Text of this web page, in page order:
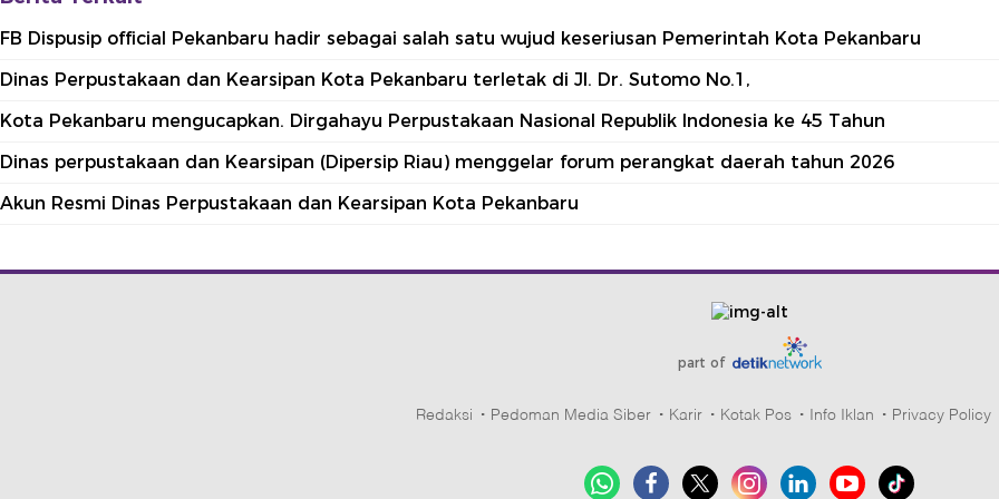
FB Dispusip official Pekanbaru hadir sebagai salah satu wujud keseriusan Pemerintah Kota Pekanbaru
Dinas Perpustakaan dan Kearsipan Kota Pekanbaru terletak di Jl. Dr. Sutomo No.1,
Kota Pekanbaru mengucapkan. Dirgahayu Perpustakaan Nasional Republik Indonesia ke 45 Tahun
Dinas perpustakaan dan Kearsipan (Dipersip Riau) menggelar forum perangkat daerah tahun 2026
Akun Resmi Dinas Perpustakaan dan Kearsipan Kota Pekanbaru
part of
Redaksi Pedoman Media Siber Karir Kotak Pos Info Iklan Privacy Policy